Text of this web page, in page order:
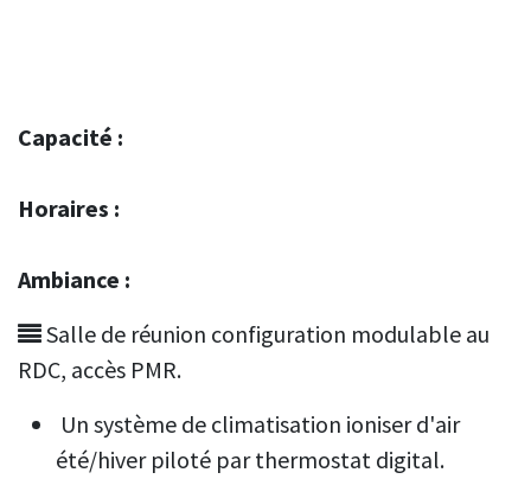
Capacité :
Horaires :
Ambiance :
Salle de réunion configuration modulable au
RDC, accès PMR.
Un système de climatisation ioniser d'air
été/hiver piloté par thermostat digital.